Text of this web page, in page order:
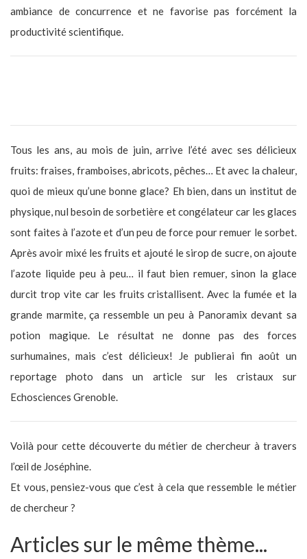
ambiance de concurrence et ne favorise pas forcément la
productivité scientifique.
Tous les ans, au mois de juin, arrive l’été avec ses délicieux
fruits: fraises, framboises, abricots, pêches… Et avec la chaleur,
quoi de mieux qu’une bonne glace? Eh bien, dans un institut de
physique, nul besoin de sorbetière et congélateur car les glaces
sont faites à l’azote et d’un peu de force pour remuer le sorbet.
Après avoir mixé les fruits et ajouté le sirop de sucre, on ajoute
l’azote liquide peu à peu… il faut bien remuer, sinon la glace
durcit trop vite car les fruits cristallisent. Avec la fumée et la
grande marmite, ça ressemble un peu à Panoramix devant sa
potion magique. Le résultat ne donne pas des forces
surhumaines, mais c’est délicieux! Je publierai fin août un
reportage photo dans un article sur les cristaux sur
Echosciences Grenoble.
Voilà pour cette découverte du métier de chercheur à travers
l’œil de Joséphine.
Et vous, pensiez-vous que c’est à cela que ressemble le métier
de chercheur ?
Articles sur le même thème...